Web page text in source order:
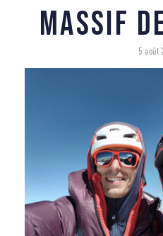
Massif
5 août